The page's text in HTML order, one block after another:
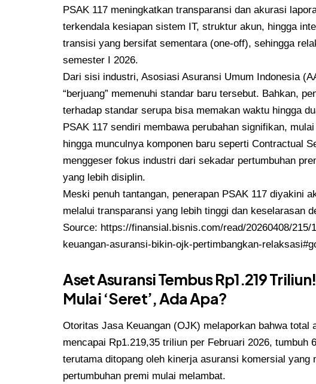
PSAK 117 meningkatkan transparansi dan akurasi
terkendala kesiapan sistem IT, struktur akun, hingga
transisi yang bersifat sementara (one-off), sehingga
semester I 2026.
Dari sisi industri, Asosiasi Asuransi Umum Indonesia
“berjuang” memenuhi standar baru tersebut. Bahkan,
terhadap standar serupa bisa memakan waktu hingga
PSAK 117 sendiri membawa perubahan signifikan,
hingga munculnya komponen baru seperti Contractual
menggeser fokus industri dari sekadar pertumbuhan
yang lebih disiplin.
Meski penuh tantangan, penerapan PSAK 117 diyakini
melalui transparansi yang lebih tinggi dan keselarasan
Source: https://finansial.bisnis.com/read/20260408/215/
keuangan-asuransi-bikin-ojk-pertimbangkan-
Aset Asuransi Tembus Rp1.219
Mulai ‘Seret’, Ada Apa?
Otoritas Jasa Keuangan (OJK) melaporkan bahwa total
mencapai Rp1.219,35 triliun per Februari 2026, tumbuh
terutama ditopang oleh kinerja asuransi komersial
pertumbuhan premi mulai melambat.